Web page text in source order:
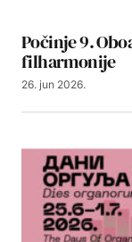
Počinje 9.
filharmonije
26. jun 2026.